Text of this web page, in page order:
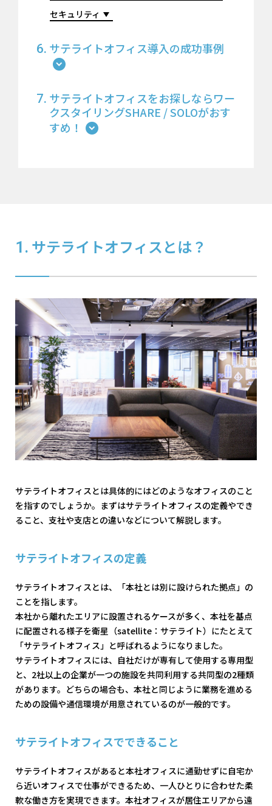
セキュリティ
サテライトオフィス導入の成功事例
サテライトオフィスをお探しならワー
クスタイリングSHARE / SOLOがおす
すめ！
サテライトオフィスとは？
サテライトオフィスとは具体的にはどのようなオフィスのこと
を指すのでしょうか。まずはサテライトオフィスの定義やでき
ること、支社や支店との違いなどについて解説します。
サテライトオフィスの定義
サテライトオフィスとは、「本社とは別に設けられた拠点」の
ことを指します。
本社から離れたエリアに設置されるケースが多く、本社を基点
に配置される様子を衛星（satellite：サテライト）にたとえて
「サテライトオフィス」と呼ばれるようになりました。
サテライトオフィスには、自社だけが専有して使用する専用型
と、2社以上の企業が一つの施設を共同利用する共同型の2種類
があります。どちらの場合も、本社と同じように業務を進める
ための設備や通信環境が用意されているのが一般的です。
サテライトオフィスでできること
サテライトオフィスがあると本社オフィスに通勤せずに自宅か
ら近いオフィスで仕事ができるため、一人ひとりに合わせた柔
軟な働き方を実現できます。本社オフィスが居住エリアから遠